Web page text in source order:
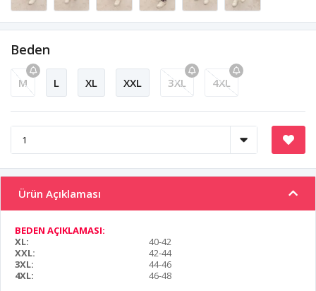
Beden
M L XL XXL 3XL 4XL
Ürün Açıklaması
BEDEN AÇIKLAMASI:
XL:
40-42
XXL:
42-44
3XL:
44-46
4XL:
46-48